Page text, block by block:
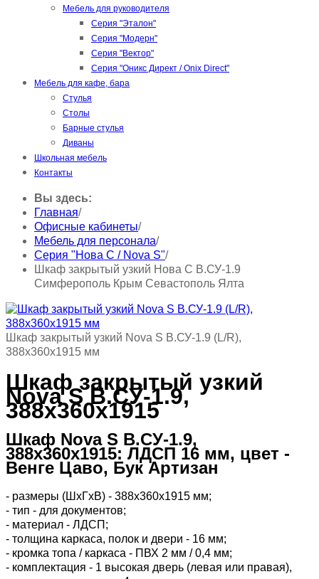
Мебель для руководителя
Серия "Эталон"
Серия "Модерн"
Серия "Вектор"
Серия "Оникс Директ / Onix Direct"
Мебель для кафе, бара
Стулья
Столы
Барные стулья
Диваны
Школьная мебель
Контакты
Вы здесь:
Главная/
Офисные кабинеты/
Мебель для персонала/
Серия "Нова С / Nova S"/
Шкаф закрытый узкий Нова С В.СУ-1.9
Симферополь Крым Севастополь Ялта
Шкаф закрытый узкий Nova S В.СУ-1.9 (L/R),
388х360х1915 мм
Шкаф закрытый узкий
Nova S В.СУ-1.9,
388х360х1915
Шкаф Nova S В.СУ-1.9,
388х360х1915: ЛДСП 16 мм, цвет -
Венге Цаво, Бук Артизан
- размеры (ШхГхВ) - 388х360х1915 мм;
- тип - для документов;
- материал - ЛДСП;
- толщина каркаса, полок и двери - 16 мм;
- кромка топа / каркаса - ПВХ 2 мм / 0,4 мм;
- комплектация - 1 высокая дверь (левая или правая),